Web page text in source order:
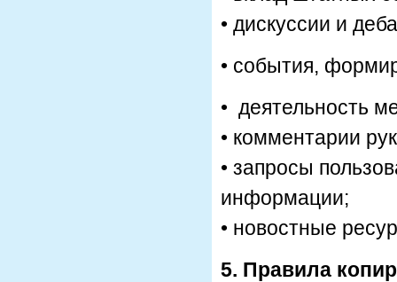
• дискуссии и
• события,
• деятельность
• комментарии
• запросы
информации;
• новостные
5. Правила